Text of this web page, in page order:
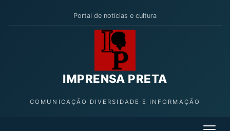
Portal de notícias e cultura
IMPRENSA PRETA
COMUNICAÇÃO DIVERSIDADE E INFORMAÇÃO